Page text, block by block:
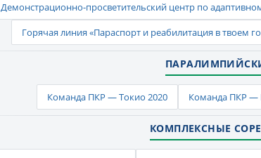
Демонстрационно-просветительский центр по
Горячая линия «Параспорт и реабилитация в твоем
Команда ПКР — Токио 2020 Команда ПКР —
КОМПЛЕКСНЫЕ